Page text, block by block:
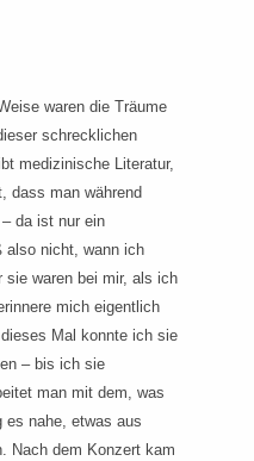
waren die Träume
schrecklichen
medizinische Literatur,
dass man während
da ist nur ein
also nicht, wann ich
sie waren bei mir, als ich
mich eigentlich
Mal konnte ich sie
– bis ich sie
man mit dem, was
es nahe, etwas aus
Nach dem Konzert kam